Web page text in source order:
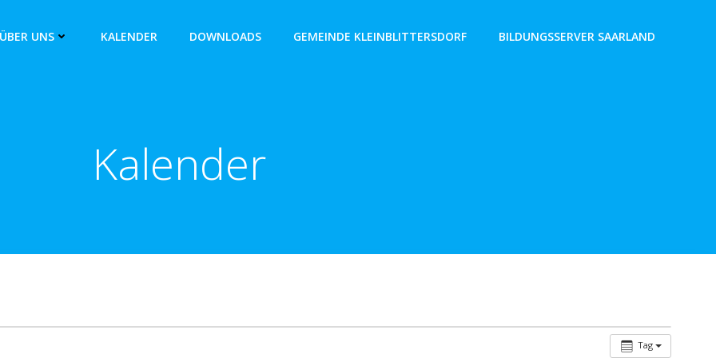
ÜBER UNS KALENDER DOWNLOADS GEMEINDE KLEINBLITTERSDORF BILDUNGSSERVER SAARLAND
Kalender
Tag